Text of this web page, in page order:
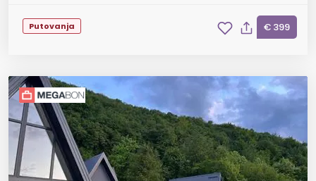
Putovanja € 399